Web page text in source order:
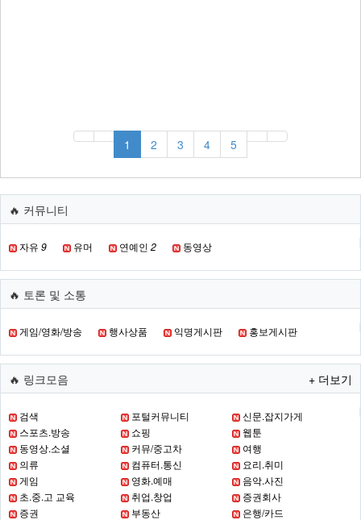
1 2 3 4 5
🔥 커뮤니티
자유 9 유머 연예인 2 동영상
🔥 토론 및 소통
게임/영화/방송 행사상품 익명게시판 홍보게시판
🔥 링크모음 + 더보기
검색 포털커뮤니티
신문.잡지가게
스포츠.방송
쇼핑
웹툰
동영상.소셜
커뮤/중고차
여행
의류
컴퓨터.통신
요리.취미
게임
영화.예매
음악.사진
초.중.고 교육
취업.창업
증권회사
증권
부동산 은행/카드